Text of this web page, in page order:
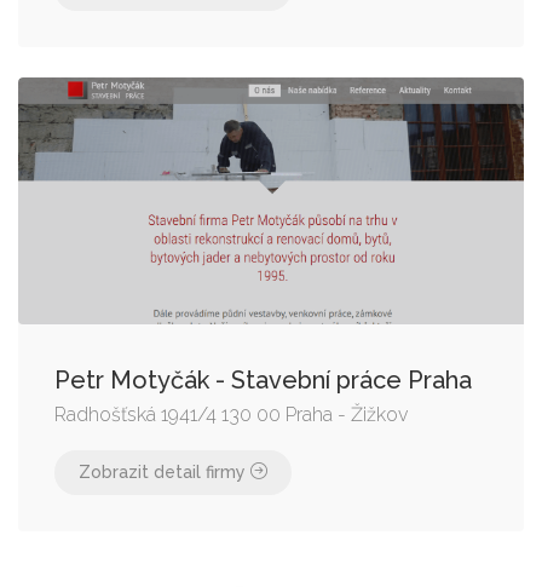
Petr Motyčák - Stavební práce Praha
Radhošťská 1941/4 130 00 Praha - Žižkov
Zobrazit detail firmy